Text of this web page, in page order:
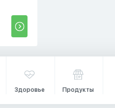
Здоровье Продукты